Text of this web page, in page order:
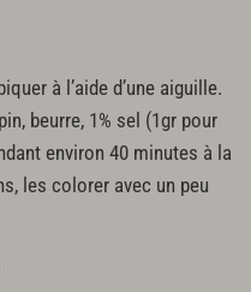
à l’aide d’une aiguille.
beurre, 1% sel (1gr pour
environ 40 minutes à la
les colorer avec un peu